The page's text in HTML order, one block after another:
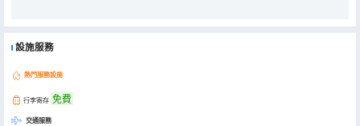
設施服務
熱門服務設施
行李寄存 免費
交通服務